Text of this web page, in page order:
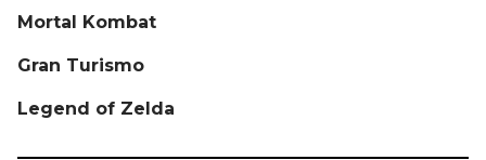
Mortal Kombat
Gran Turismo
Legend of Zelda